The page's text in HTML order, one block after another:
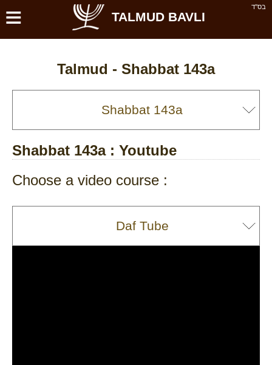
בס''ד ≡ TALMUD BAVLI
Talmud - Shabbat 143a
Shabbat 143a: Youtube
Choose a video course :